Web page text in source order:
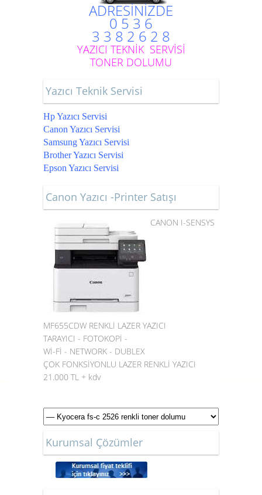
ADRESİNİZDE
0 5 3 6
3 3 8 2 6 2 8
YAZICI TEKNİK SERVİSİ
TONER DOLUMU
Yazıcı Teknik Servisi
Hp Yazıcı Servisi
Canon Yazıcı Servisi
Samsung Yazıcı Servisi
Brother Yazıcı Servisi
Epson Yazıcı Servisi
Canon Yazıcı -Printer Satışı
CANON I-SENSYS
MF655CDW RENKLİ LAZER YAZICI
TARAYICI - FOTOKOPİ -
Wİ-Fİ - NETWORK - DUBLEX
ÇOK FONKSİYONLU LAZER RENKLİ YAZICI
21.000 TL + kdv
Kurumsal Çözümler